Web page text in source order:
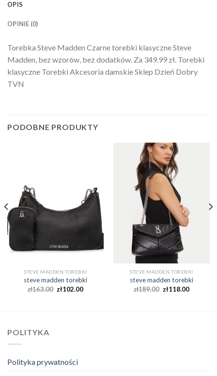
OPIS
OPINIE (0)
Torebka Steve Madden Czarne torebki klasyczne Steve
Madden, bez wzorów, bez dodatków. Za 349.99 zł. Torebki
klasyczne Torebki Akcesoria damskie Sklep Dzień Dobry
TVN
PODOBNE PRODUKTY
STEVE MADDEN TOREBKI
steve madden torebki
zł163.00 zł102.00
STEVE MADDEN TOREBKI
steve madden torebki
zł189.00 zł118.00
POLITYKA
Polityka prywatności